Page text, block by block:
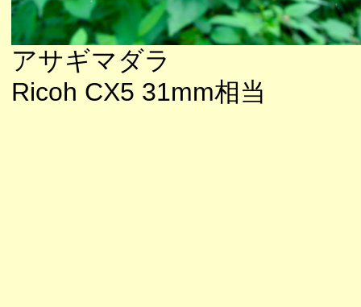
アサギマダラ
Ricoh CX5 31mm相当